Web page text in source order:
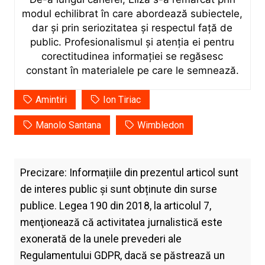
modul echilibrat în care abordează subiectele,
dar și prin seriozitatea și respectul față de
public. Profesionalismul și atenția ei pentru
corectitudinea informației se regăsesc
constant în materialele pe care le semnează.
Amintiri Ion Tiriac
Manolo Santana Wimbledon
Precizare: Informațiile din prezentul articol sunt
de interes public și sunt obținute din surse
publice. Legea 190 din 2018, la articolul 7,
menţionează că activitatea jurnalistică este
exonerată de la unele prevederi ale
Regulamentului GDPR, dacă se păstrează un